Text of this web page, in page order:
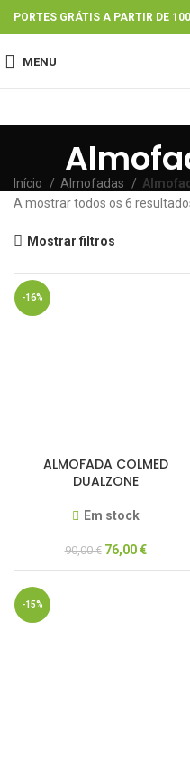
PORTES GRÁTIS A PARTIR DE
MENU
Início Almofadas
A mostrar todos os 6
Mostrar filtros
-16%
ALMOFADA COLMED
DUALZONE
Em stock
90,00€ 76,00€
-15%